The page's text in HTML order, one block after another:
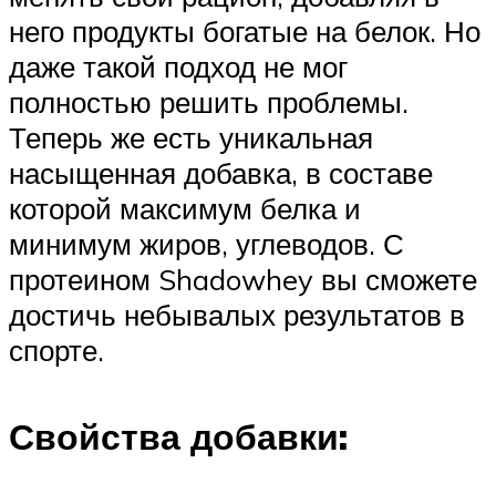
него продукты богатые на белок. Но
даже такой подход не мог
полностью решить проблемы.
Теперь же есть уникальная
насыщенная добавка, в составе
которой максимум белка и
минимум жиров, углеводов. С
протеином Shadowhey вы сможете
достичь небывалых результатов в
спорте.
Свойства добавки: